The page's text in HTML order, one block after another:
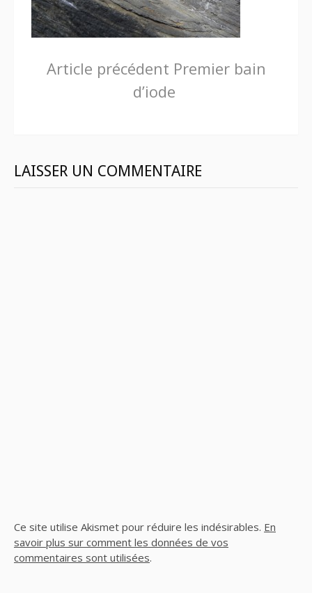
Lire
Article précédent Premier bain
d’iode
LAISSER UN COMMENTAIRE
Ce site utilise Akismet pour réduire les indésirables. En
savoir plus sur comment les données de vos
commentaires sont utilisées.